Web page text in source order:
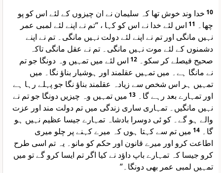
10 خدا وند خوش تھا کہ سلیمان نے ان چیزوں کے لئے اس کو پو
چھا۔ 11 اس لئے خدا نے اس کو کہا ، “تم نے اپنے لئے لمبی عمر
نہیں مانگی اور تم نے اپنے لئے دولت نہیں مانگی۔ تم نے اپنے
دشمنوں کے لئے موت نہیں مانگی۔ تم نے عقل مانگی تاکہ
صحیح فیصلے کر سکو۔ 12 اس لئے میں تمہیں وہ دونگا جو تم
نے مانگا ہے۔ میں تمہیں عقلمند اور ہوشیار بناؤ نگا۔ میں
تمہیں ہر اس شخص سے زیادہ عقلمند بناؤ نگا جو پہلے رہا ہے
اور تمہارے بعد رہے گا۔ 13 میں تمہیں وہ چیزیں دونگا جو تم نے
نہیں مانگیں۔ تمہاری ساری زندگی میں تم دولت مند اور عزت
والے ہو گے۔ کو ئی دوسرا بادشاہ تمہارے جیسا عظیم نہیں ہو
گا۔ 14 میں تم سے کہتا ہوں کہ میرے کہنے پر چلو میری
اطاعت کرو اور میرے قانون اور حکم کو مانو۔ یہ تم اسی طرح
کرو جیسا کہ تمہارے باپ داؤد نے کیا اگر تم ایسا کرو گے تو میں
تمہیں لمبی عمر بھی دونگا۔”